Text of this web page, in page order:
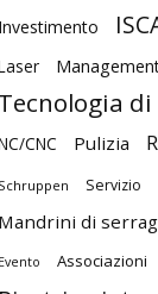
Investimento
Tecnologia
CNC Pulizia
Schruppen Servizio
Mandrini di
Evento Associazioni